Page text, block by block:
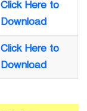
Click Here to
Download
Click Here to
Download